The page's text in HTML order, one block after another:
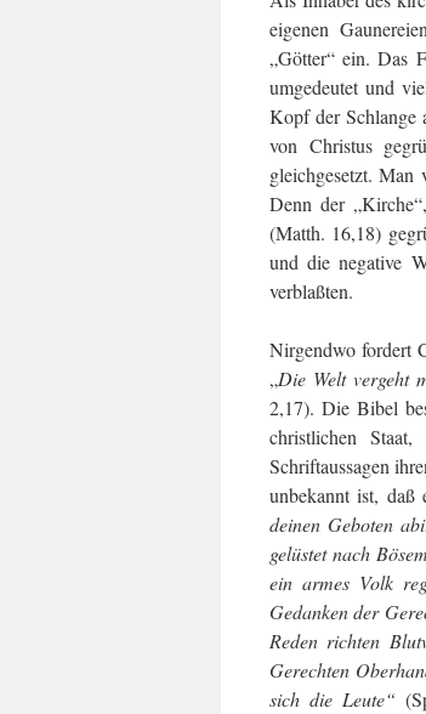
eigenen
„Götter“ ein. Das
umgedeutet und
Kopf der Schlange
von Christus
gleichgesetzt. Man
Denn der
(Matth. 16,18)
und die negative
verblaßten.
Nirgendwo fordert
„Die Welt vergeht
2,17). Die Bibel
christlichen
Schriftaussagen
unbekannt ist, daß
deinen Geboten
gelüstet nach
ein armes Volk
Gedanken der
Reden richten
Gerechten
sich die Leute“